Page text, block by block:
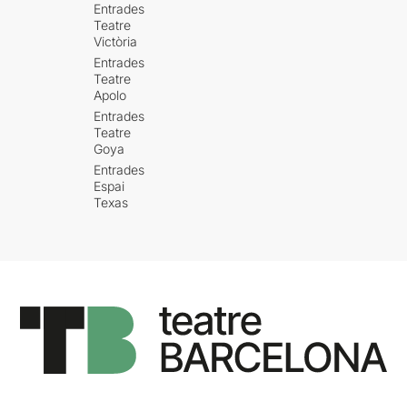
Entrades
Teatre
Victòria
Entrades
Teatre
Apolo
Entrades
Teatre
Goya
Entrades
Espai
Texas